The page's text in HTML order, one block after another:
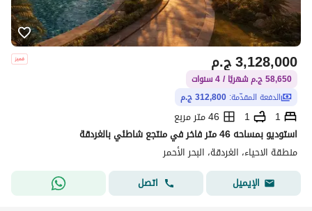
ج.م3,128,000
58,650 ج.م شهريًا / 4 سنوات
الدفعة المقدّمة: 312,800 ج.م
1
1
46 متر مربع
استوديو بمساحه 46 متر فاخر في منتجع شاطئي بالغردقة
منطقة الاحياء، الغردقة، البحر الأحمر
الإيميل
اتصل